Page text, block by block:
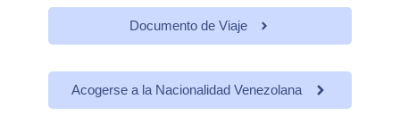
Documento de Viaje
Acogerse a la Nacionalidad Venezolana